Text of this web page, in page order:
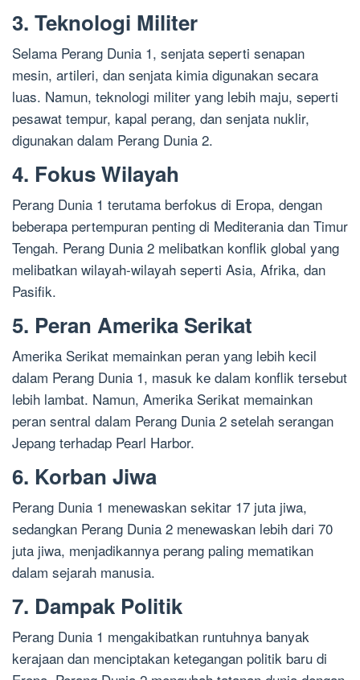
3. Teknologi Militer
Selama Perang Dunia 1, senjata seperti senapan
mesin, artileri, dan senjata kimia digunakan secara
luas. Namun, teknologi militer yang lebih maju, seperti
pesawat tempur, kapal perang, dan senjata nuklir,
digunakan dalam Perang Dunia 2.
4. Fokus Wilayah
Perang Dunia 1 terutama berfokus di Eropa, dengan
beberapa pertempuran penting di Mediterania dan Timur
Tengah. Perang Dunia 2 melibatkan konflik global yang
melibatkan wilayah-wilayah seperti Asia, Afrika, dan
Pasifik.
5. Peran Amerika Serikat
Amerika Serikat memainkan peran yang lebih kecil
dalam Perang Dunia 1, masuk ke dalam konflik tersebut
lebih lambat. Namun, Amerika Serikat memainkan
peran sentral dalam Perang Dunia 2 setelah serangan
Jepang terhadap Pearl Harbor.
6. Korban Jiwa
Perang Dunia 1 menewaskan sekitar 17 juta jiwa,
sedangkan Perang Dunia 2 menewaskan lebih dari 70
juta jiwa, menjadikannya perang paling mematikan
dalam sejarah manusia.
7. Dampak Politik
Perang Dunia 1 mengakibatkan runtuhnya banyak
kerajaan dan menciptakan ketegangan politik baru di